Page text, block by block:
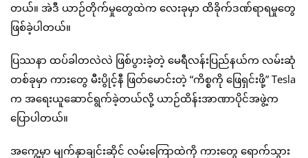
တယ်။ အဲဒီ ယာဉ်တိုက်မှုတွေထဲက လေးခုမှာ ထိခိုက်ဒဏ်ရာရမှုတွေ
ဖြစ်ခဲ့ပါတယ်။
ပြဿနာ ထပ်ခါတလဲလဲ ဖြစ်ပွားခဲ့တဲ့ မေရီလန်းပြည်နယ်က လမ်းဆုံ
တစ်ခုမှာ ကားတွေ မီးပွိုင့်နီ ဖြတ်မောင်းတဲ့ “ကိစ္စကို ဖြေရှင်းဖို့” Tesla
က အရေးယူဆောင်ရွက်ခဲ့တယ်လို့ ယာဉ်ထိန်းအာဏာပိုင်အဖွဲ့က
ပြောပါတယ်။
အကွေ့မှာ မျက်နှာချင်းဆိုင် လမ်းကြောထဲကို ကားတွေ ရောက်သွား